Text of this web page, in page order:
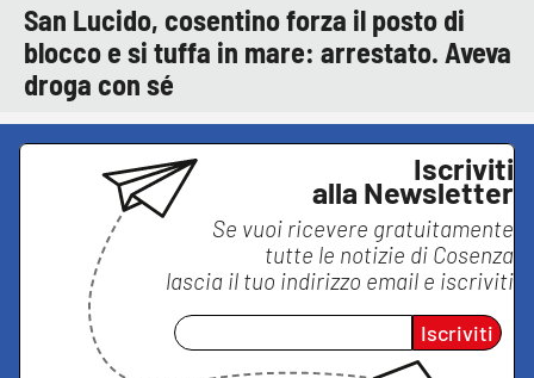
San Lucido, cosentino forza il posto di
blocco e si tuffa in mare: arrestato. Aveva
droga con sé
Iscriviti
alla Newsletter
Se vuoi ricevere gratuitamente
tutte le notizie di Cosenza
lascia il tuo indirizzo email e iscriviti
Iscriviti